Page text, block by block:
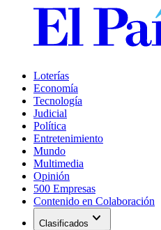
Loterías
Economía
Tecnología
Judicial
Política
Entretenimiento
Mundo
Multimedia
Opinión
500 Empresas
Contenido en Colaboración
Clasificados expand_more